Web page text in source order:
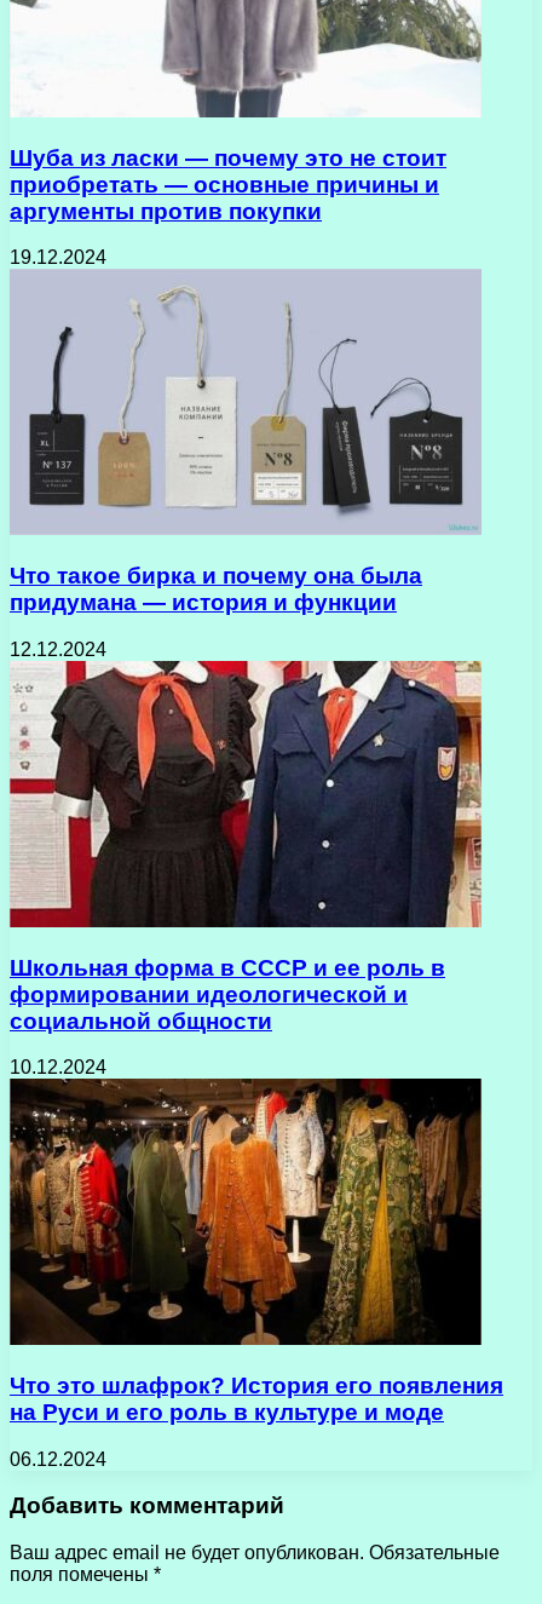
Шуба из ласки — почему это не стоит
приобретать — основные причины и
аргументы против покупки
19.12.2024
Что такое бирка и почему она была
придумана — история и функции
12.12.2024
Школьная форма в СССР и ее роль в
формировании идеологической и
социальной общности
10.12.2024
Что это шлафрок? История его появления
на Руси и его роль в культуре и моде
06.12.2024
Добавить комментарий
Ваш адрес email не будет опубликован. Обязательные
поля помечены *